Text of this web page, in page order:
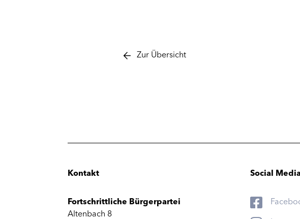
Zur Übersicht
Kontakt
Fortschrittliche Bürgerpartei
Altenbach 8
Social